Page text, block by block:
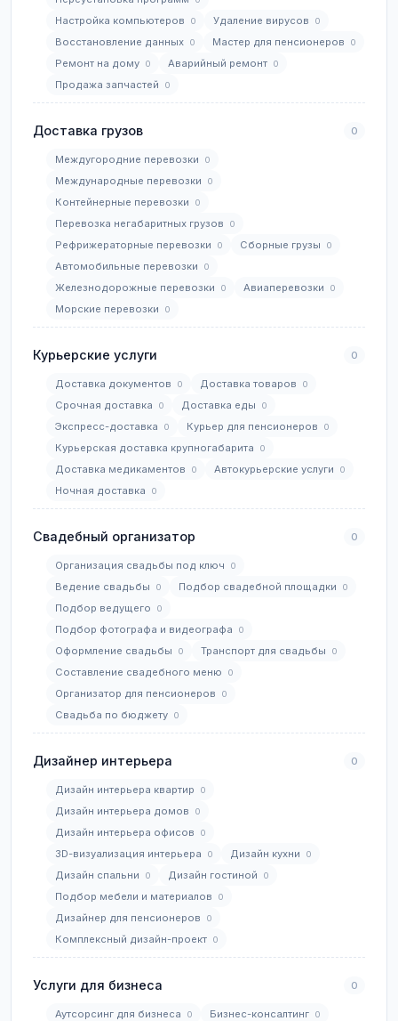
Настройка компьютеров 0 Удаление вирусов 0
Восстановление данных 0 Мастер для пенсионеров 0
Ремонт на дому 0 Аварийный ремонт 0
Продажа запчастей 0
Доставка грузов 0
Междугородние перевозки 0
Международные перевозки 0
Контейнерные перевозки 0
Перевозка негабаритных грузов 0
Рефрижераторные перевозки 0 Сборные грузы 0
Автомобильные перевозки 0
Железнодорожные перевозки 0 Авиаперевозки 0
Морские перевозки 0
Курьерские услуги 0
Доставка документов 0 Доставка товаров 0
Срочная доставка 0 Доставка еды 0
Экспресс-доставка 0 Курьер для пенсионеров 0
Курьерская доставка крупногабарита 0
Доставка медикаментов 0 Автокурьерские услуги 0
Ночная доставка 0
Свадебный организатор 0
Организация свадьбы под ключ 0
Ведение свадьбы 0 Подбор свадебной площадки 0
Подбор ведущего 0
Подбор фотографа и видеографа 0
Оформление свадьбы 0 Транспорт для свадьбы 0
Составление свадебного меню 0
Организатор для пенсионеров 0
Свадьба по бюджету 0
Дизайнер интерьера 0
Дизайн интерьера квартир 0
Дизайн интерьера домов 0
Дизайн интерьера офисов 0
3D-визуализация интерьера 0 Дизайн кухни 0
Дизайн спальни 0 Дизайн гостиной 0
Подбор мебели и материалов 0
Дизайнер для пенсионеров 0
Комплексный дизайн-проект 0
Услуги для бизнеса 0
Аутсорсинг для бизнеса 0 Бизнес-консалтинг 0